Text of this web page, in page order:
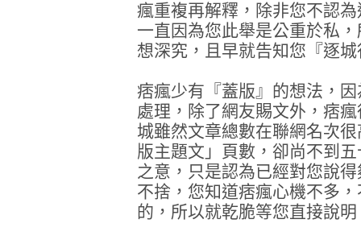
瘋重複再解釋，除非您不認
一直因為您此舉是公重於私
想深究，且早就告知您『逐
痞瘋少有『蓋版』的想法，
處理，除了網友賜文外，痞
城雖然文章總數在聯網名次
版主題文」頁數，卻尚不到
之意，只是認為已經對您說
不捨，您知道痞瘋心機不多
的，所以就乾脆等您直接說明